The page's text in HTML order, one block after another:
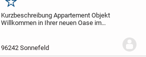
Merken
Kurzbeschreibung Appartement Objekt
Willkommen in Ihrer neuen Oase im
oder als Investitionsmöglichkeit eignet,
wurde im Jahr...
96242 Sonnefeld